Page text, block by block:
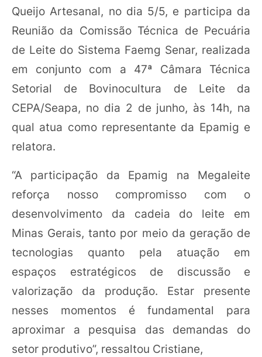
Queijo Artesanal, no dia 5/5, e participa da
Reunião da Comissão Técnica de Pecuária
de Leite do Sistema Faemg Senar, realizada
em conjunto com a 47ª Câmara Técnica
Setorial de Bovinocultura de Leite da
CEPA/Seapa, no dia 2 de junho, às 14h, na
qual atua como representante da Epamig e
relatora.
“A participação da Epamig na Megaleite
reforça nosso compromisso com o
desenvolvimento da cadeia do leite em
Minas Gerais, tanto por meio da geração de
tecnologias quanto pela atuação em
espaços estratégicos de discussão e
valorização da produção. Estar presente
nesses momentos é fundamental para
aproximar a pesquisa das demandas do
setor produtivo”, ressaltou Cristiane,